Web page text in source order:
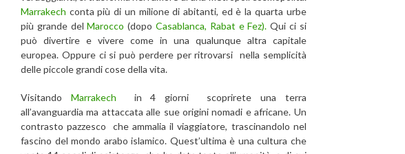
Marrakech conta più di un milione di abitanti, ed è la quarta urbe
più grande delMarocco (dopo Casablanca, Rabat e Fez).Qui ci si
può divertire e vivere come in una qualunque altra capitale
europea. Oppure ci si può perdere per ritrovarsi nella semplicità
delle piccole grandi cose della vita.
Visitando Marrakech in 4 giorni scoprirete una terra
all’avanguardia ma attaccata alle sue origini nomadi e africane. Un
contrasto pazzesco che ammalia il viaggiatore, trascinandolo nel
fascino del mondo arabo islamico. Quest’ultima è una cultura che